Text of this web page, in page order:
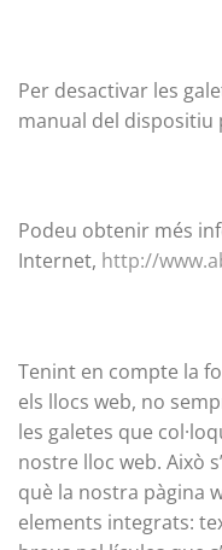
Per desactivar les
manual del dispositiu
Podeu obtenir més
Internet, http://
Tenint en compte la
els llocs web, no
les galetes que
nostre lloc web. Això
què la nostra pàgina
elements integrats: